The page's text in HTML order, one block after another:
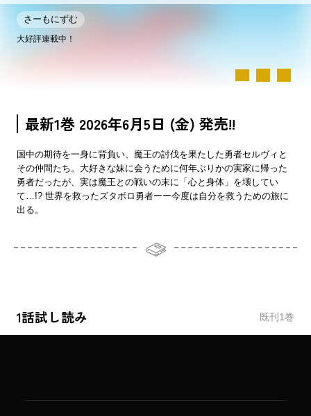
さーもにずむ
大好評連載中！
最新1巻 2026年6月5日 (金) 発売!!
国中の期待を一身に背負い、魔王の討伐を果たした勇者セルヴィと
その仲間たち。大好きな妹に会うために何年ぶりかの実家に帰った
勇者だったが、実は魔王との戦いの末に「心と身体」を壊してい
て…!? 世界を救ったズタボロ勇者ーー今度は自分を救うための旅に
出る。
1話試し読み 既刊 1巻